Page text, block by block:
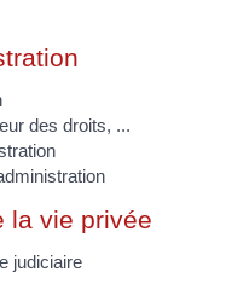
des droits, ...
la vie privée
judiciaire